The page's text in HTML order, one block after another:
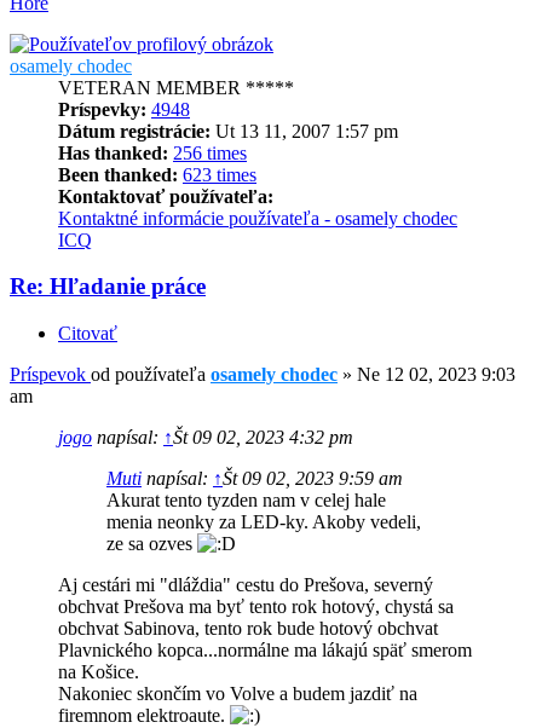
osamely chodec
VETERAN MEMBER *****
Príspevky: 4948
Dátum registrácie: Ut 13 11, 2007 1:57 pm
Has thanked: 256 times
Been thanked: 623 times
Kontaktovať používateľa:
Kontaktné informácie používateľa - osamely chodec
ICQ
Re: Hľadanie práce
Citovať
Príspevok od používateľa osamely chodec » Ne 12 02, 2023 9:03
am
jogo napísal: ↑Št 09 02, 2023 4:32 pm
Muti napísal: ↑Št 09 02, 2023 9:59 am
Akurat tento tyzden nam v celej hale
menia neonky za LED-ky. Akoby vedeli,
ze sa ozves
Aj cestári mi "dláždia" cestu do Prešova, severný
obchvat Prešova ma byť tento rok hotový, chystá sa
obchvat Sabinova, tento rok bude hotový obchvat
Plavnického kopca...normálne ma lákajú späť smerom
na Košice.
Nakoniec skončím vo Volve a budem jazdiť na
firemnom elektroaute.